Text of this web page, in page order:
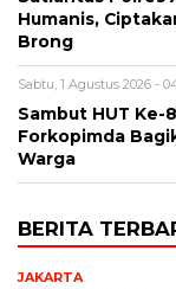
Humanis,
Brong
Sabtu, 1 Agustus 2026 -
Sambut HUT Ke-
Forkopimda
Warga
BERITA
JAKARTA